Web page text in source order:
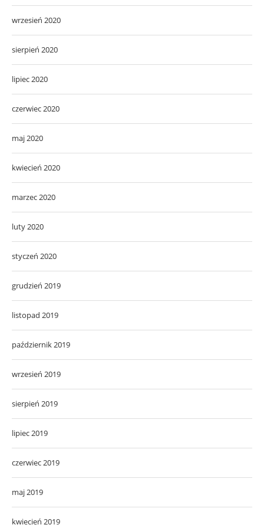
wrzesień 2020
sierpień 2020
lipiec 2020
czerwiec 2020
maj 2020
kwiecień 2020
marzec 2020
luty 2020
styczeń 2020
grudzień 2019
listopad 2019
październik 2019
wrzesień 2019
sierpień 2019
lipiec 2019
czerwiec 2019
maj 2019
kwiecień 2019